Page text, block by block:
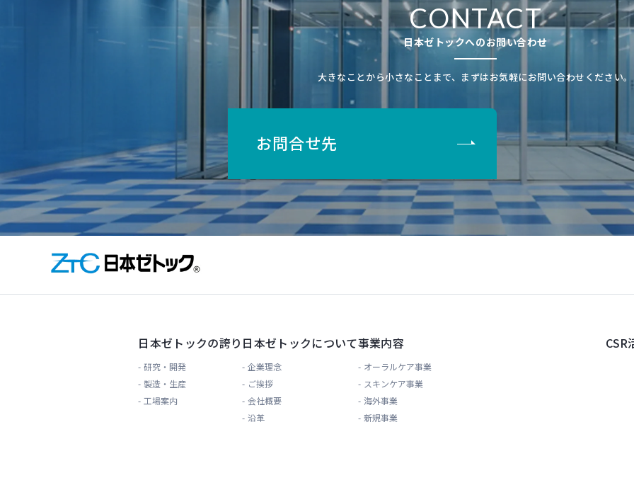
CONTACT
日本ゼトックへのお問い合わせ
大きなことから小さなことまで、まずはお気軽にお問い合わせください。
お問合せ先
日本ゼトックの誇り
研究・開発
製造・生産
工場案内
日本ゼトックについて
企業理念
ご挨拶
会社概要
沿革
事業内容
オーラルケア事業
スキンケア事業
海外事業
新規事業
CSR